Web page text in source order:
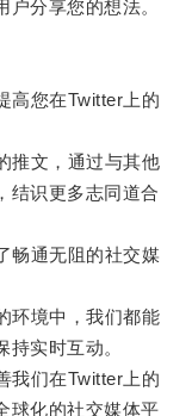
分享您的想法。
您在Twitter上的
文，通过与其他
结识更多志同道合
通无阻的社交媒
境中，我们都能
实时互动。
们在Twitter上的
球化的社交媒体平